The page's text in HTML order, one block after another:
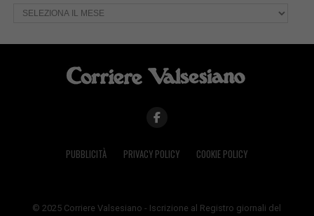
Archivi
PUBBLICITÀ PRIVACY POLICY COOKIE POLICY
© 2025 Corriere Valsesiano - Iscrizione al Registro giornali del